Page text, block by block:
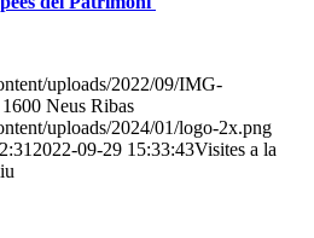
uploads/2022/09/IMG-
1600 Neus Ribas
uploads/2024/01/logo-2x.png
2022-09-29 15:33:43Visites a la